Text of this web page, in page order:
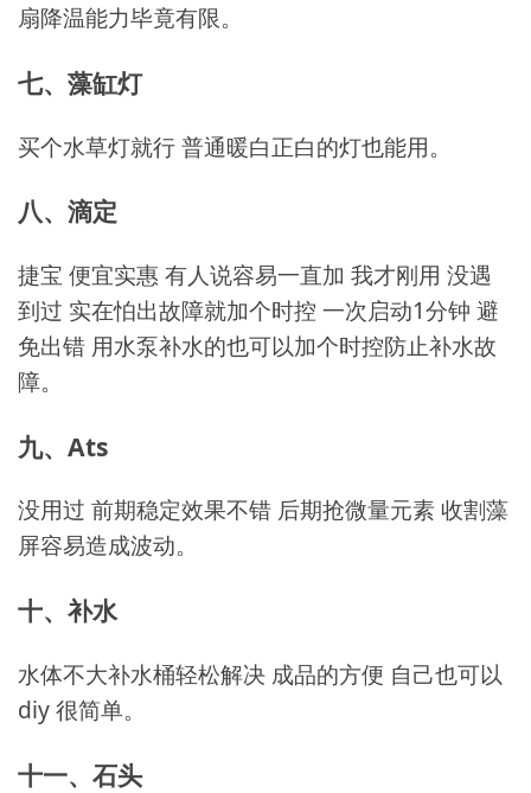
扇降温能力毕竟有限。
七、藻缸灯
买个水草灯就行 普通暖白正白的灯也能用。
八、滴定
捷宝 便宜实惠 有人说容易一直加 我才刚用 没遇
到过 实在怕出故障就加个时控 一次启动1分钟 避
免出错 用水泵补水的也可以加个时控防止补水故
障。
九、Ats
没用过 前期稳定效果不错 后期抢微量元素 收割藻
屏容易造成波动。
十、补水
水体不大补水桶轻松解决 成品的方便 自己也可以
diy 很简单。
十一、石头